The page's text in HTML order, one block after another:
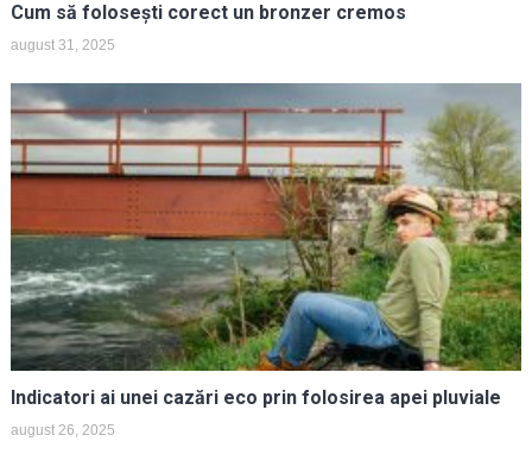
Cum să folosești corect un bronzer cremos
august 31, 2025
Indicatori ai unei cazări eco prin folosirea apei pluviale
august 26, 2025